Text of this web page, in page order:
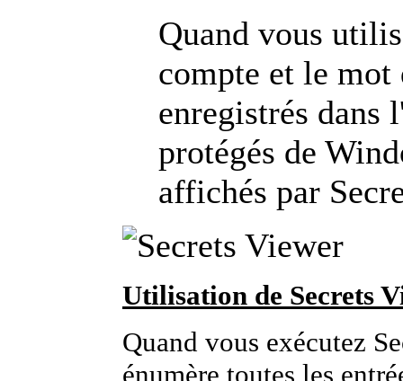
Quand vous
compte et le mot
enregistrés dans
protégés de
affichés par
Utilisation de Secrets
Quand vous exécutez
énumère toutes les